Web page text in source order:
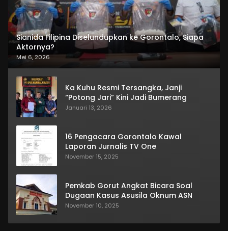
Sianida Filipina Diselundupkan ke Gorontalo, Siapa
Aktornya?
Mei 6, 2026
Ka Kuhu Resmi Tersangka, Janji
“Potong Jari” Kini Jadi Bumerang
Januari 13, 2026
16 Pengacara Gorontalo Kawal
Laporan Jurnalis TV One
November 15, 2025
Pemkab Gorut Angkat Bicara Soal
Dugaan Kasus Asusila Oknum ASN
November 10, 2025